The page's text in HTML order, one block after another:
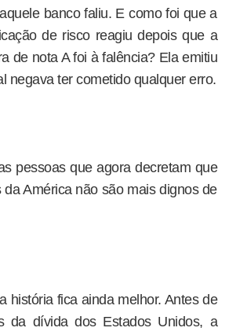
banco faliu. E como foi que a
de risco reagiu depois que a
de nota A foi à falência? Ela emitiu
negava ter cometido qualquer erro.
pessoas que agora decretam que
América não são mais dignos de
história fica ainda melhor. Antes de
da dívida dos Estados Unidos, a